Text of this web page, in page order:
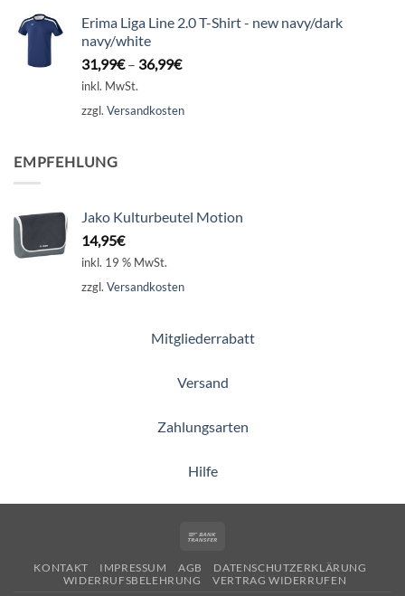
Erima Liga Line 2.0 T-Shirt - new navy/dark
navy/white
31,99€– 36,99€
inkl. MwSt.
zzgl. Versandkosten
EMPFEHLUNG
Jako Kulturbeutel Motion
14,95€
inkl. 19 % MwSt.
zzgl. Versandkosten
Mitgliederrabatt
Versand
Zahlungsarten
Hilfe
KONTAKT IMPRESSUM AGB
DATENSCHUTZERKLÄRUNG
WIDERRUFSBELEHRUNG
VERTRAG WIDERRUFEN